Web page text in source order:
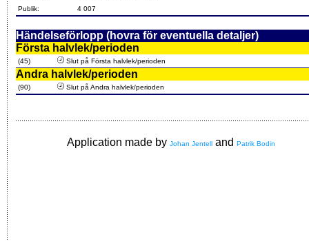
Publik:
4 007
Händelseförlopp (hovra för eventuella detaljer)
Första halvlek/perioden
(45) Slut på Första halvlek/perioden
Andra halvlek/perioden
(90) Slut på Andra halvlek/perioden
Application made by Johan Jentell and Patrik Bodin